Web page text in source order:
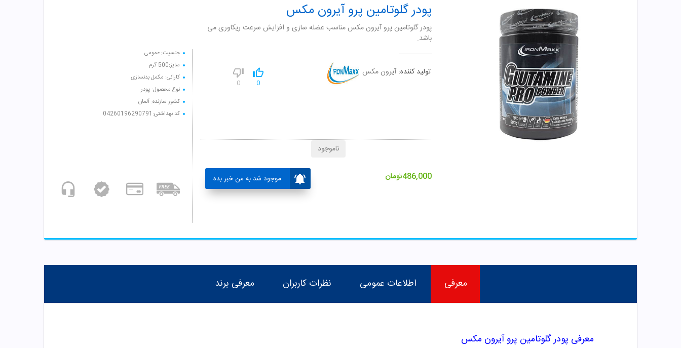
جنسیت: عمومی
سایز:500 گرم
کارائی: مکمل بدنسازی
نوع محصول: پودر
کشور سازنده: آلمان
کد بهداشتی:04260196290791
پودر گلوتامین پرو آیرون مکس
پودر گلوتامین پرو آیرون مکس مناسب عضله سازی و افزایش سرعت ریکاوری می
باشد.
تولید کننده: آیرون مکس
0
0
486,000تومان موجود شد به من خبر بده
ناموجود
معرفی اطلاعات عمومی نظرات کاربران معرفی برند
معرفی پودر گلوتامین پرو آیرون مکس